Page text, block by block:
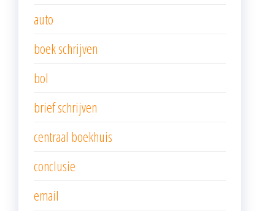
auto
boek schrijven
bol
brief schrijven
centraal boekhuis
conclusie
email